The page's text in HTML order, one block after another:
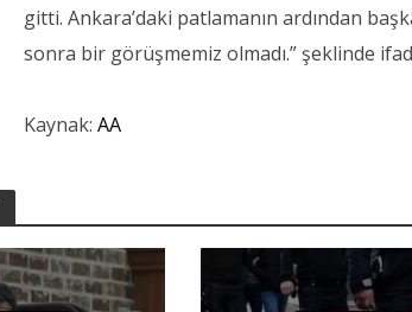
gitti. Ankara’daki patlamanın ardından
sonra bir görüşmemiz olmadı.” şeklinde
Kaynak:AA